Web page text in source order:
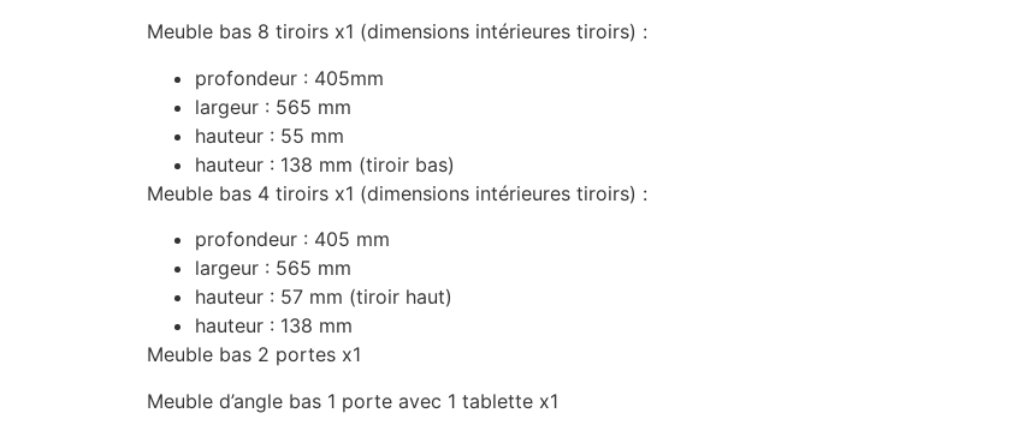
Meuble bas 8 tiroirs x1 (dimensions intérieures tiroirs) :
profondeur : 405mm
largeur : 565 mm
hauteur : 55 mm
hauteur : 138 mm (tiroir bas)
Meuble bas 4 tiroirs x1 (dimensions intérieures tiroirs) :
profondeur : 405 mm
largeur : 565 mm
hauteur : 57 mm (tiroir haut)
hauteur : 138 mm
Meuble bas 2 portes x1
Meuble d’angle bas 1 porte avec 1 tablette x1